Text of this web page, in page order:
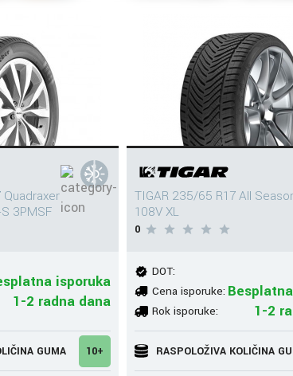
Quadraxer
3PMSF
isporuka
1-2 radna dana
GUMA 10+
TIGAR 235/65 R17 All
108V XL
0
DOT:
Cena isporuke:
Rok isporuke: 1-2
RASPOLOŽIVA KOLIČINA